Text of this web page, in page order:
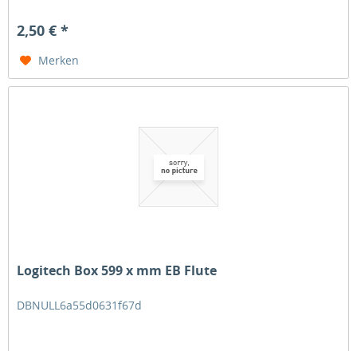
2,50 € *
Merken
Logitech Box 599 x mm EB Flute
DBNULL6a55d0631f67d